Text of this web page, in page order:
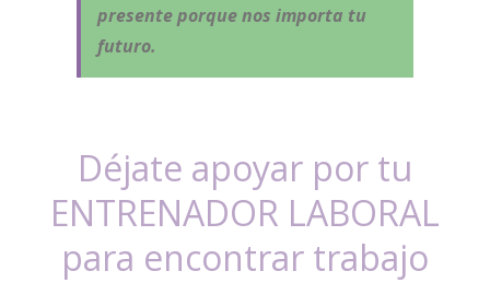
presente porque nos importa tu
futuro.
Déjate apoyar por tu
ENTRENADOR LABORAL
para encontrar trabajo